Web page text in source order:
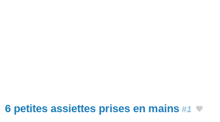
6 petites assiettes prises en mains #1